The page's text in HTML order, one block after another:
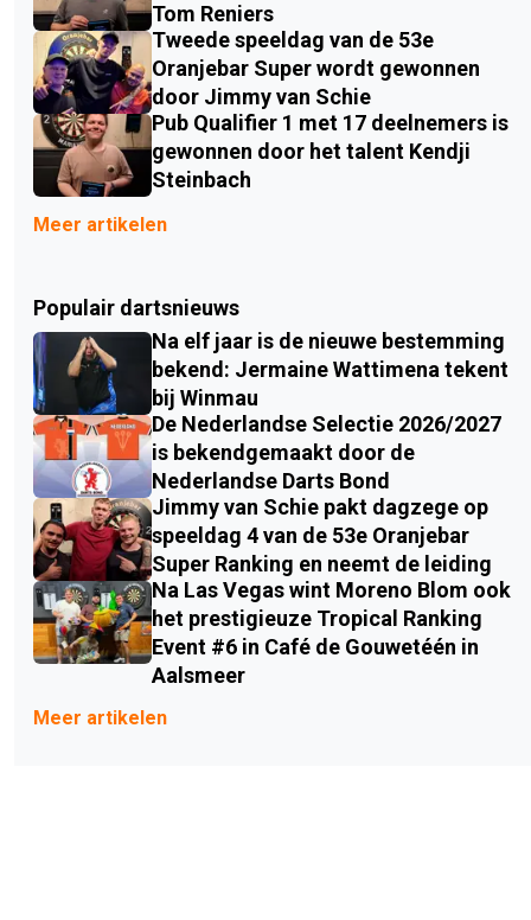
Tom Reniers
Tweede speeldag van de 53e
Oranjebar Super wordt gewonnen
door Jimmy van Schie
Pub Qualifier 1 met 17 deelnemers is
gewonnen door het talent Kendji
Steinbach
Meer artikelen
Populair dartsnieuws
Na elf jaar is de nieuwe bestemming
bekend: Jermaine Wattimena tekent
bij Winmau
De Nederlandse Selectie 2026/2027
is bekendgemaakt door de
Nederlandse Darts Bond
Jimmy van Schie pakt dagzege op
speeldag 4 van de 53e Oranjebar
Super Ranking en neemt de leiding
Na Las Vegas wint Moreno Blom ook
het prestigieuze Tropical Ranking
Event #6 in Café de Gouwetéén in
Aalsmeer
Meer artikelen